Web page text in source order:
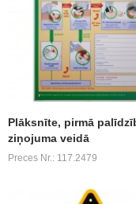
Plāksnīte, pirmā
ziņojuma veidā
Preces Nr.: 117.2479